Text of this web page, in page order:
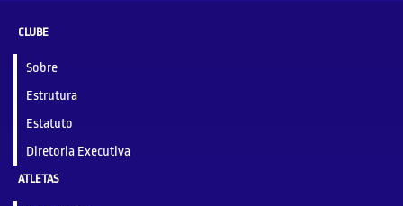
CLUBE
Sobre
Estrutura
Estatuto
Diretoria Executiva
ATLETAS